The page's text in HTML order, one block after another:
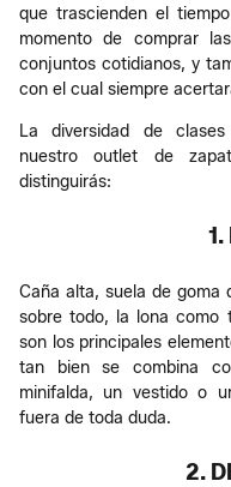
que trascienden el
momento de comprar
conjuntos cotidianos, y
con el cual siempre
La diversidad de
nuestro outlet de
distinguirás:
1.
Caña alta, suela de goma
sobre todo, la lona como
son los principales
tan bien se combina
minifalda, un vestido o
fuera de toda duda.
2.